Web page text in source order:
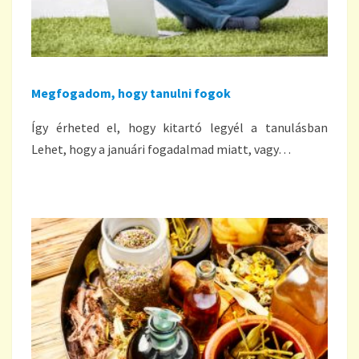
Megfogadom, hogy tanulni fogok
Így érheted el, hogy kitartó legyél a tanulásban
Lehet, hogy a januári fogadalmad miatt, vagy…